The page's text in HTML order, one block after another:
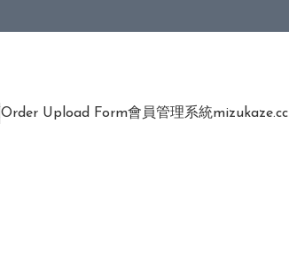
Order Upload Form會員管理系統mizukaze.cc